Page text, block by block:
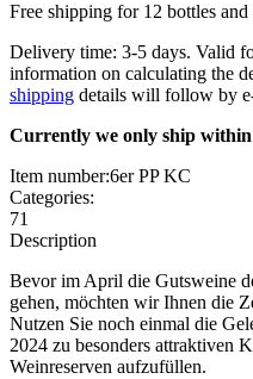
Free shipping for 12 bottles
Delivery time: 3-5 days. Valid
information on calculating the
shipping details will follow by
Currently we only ship
Item number:6er PP KC
Categories:
71
Description
Bevor im April die Gutsweine
gehen, möchten wir Ihnen die
Nutzen Sie noch einmal die
2024 zu besonders attraktiven
Weinreserven aufzufüllen.